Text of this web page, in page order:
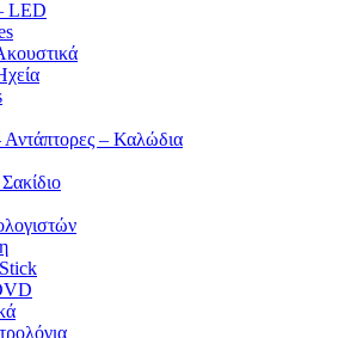
LED
Αντάπτορες – Καλώδια